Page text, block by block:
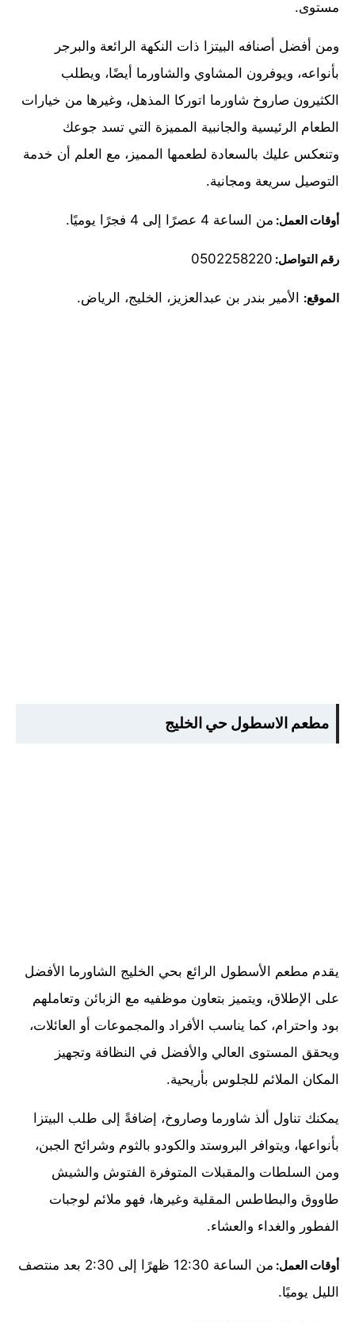
مستوى.
ومن أفضل أصنافه البيتزا ذات النكهة الرائعة والبرجر
بأنواعه، ويوفرون المشاوي والشاورما أيضًا، ويطلب
الكثيرون صاروخ شاورما اتوركا المذهل، وغيرها من خيارات
الطعام الرئيسية والجانبية المميزة التي تسد جوعك
وتنعكس عليك بالسعادة لطعمها المميز، مع العلم أن خدمة
التوصيل سريعة ومجانية.
أوقات العمل: من الساعة 4 عصرًا إلى 4 فجرًا يوميًا.
رقم التواصل: 0502258220
الموقع: الأمير بندر بن عبدالعزيز، الخليج، الرياض.
مطعم الاسطول حي الخليج
يقدم مطعم الأسطول الرائع بحي الخليج الشاورما الأفضل
على الإطلاق، ويتميز بتعاون موظفيه مع الزبائن وتعاملهم
بود واحترام، كما يناسب الأفراد والمجموعات أو العائلات،
ويحقق المستوى العالي والأفضل في النظافة وتجهيز
المكان الملائم للجلوس بأريحية.
يمكنك تناول ألذ شاورما وصاروخ، إضافةً إلى طلب البيتزا
بأنواعها، ويتوافر البروستد والكودو بالثوم وشرائح الجبن،
ومن السلطات والمقبلات المتوفرة الفتوش والشيش
طاووق والبطاطس المقلية وغيرها، فهو ملائم لوجبات
الفطور والغداء والعشاء.
أوقات العمل:
من الساعة 12:30 ظهرًا إلى 2:30 بعد منتصف
الليل يوميًا.